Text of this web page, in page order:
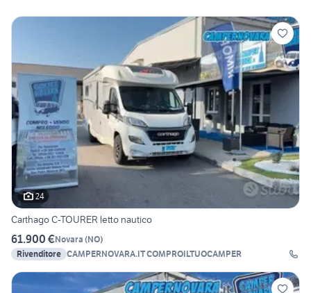
24
Carthago C-TOURER letto nautico
61.900 €Novara (NO)
Rivenditore CAMPERNOVARA.IT COMPROILTUOCAMPER